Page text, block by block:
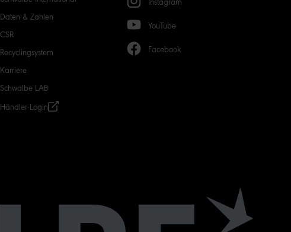
Daten & Zahlen
CSR
Recyclingsystem
Karriere
Schwalbe LAB
Händler-Login
YouTube
Facebook